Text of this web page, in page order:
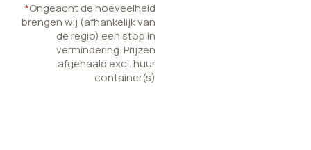
*Ongeacht de hoeveelheid
brengen wij (afhankelijk van
de regio) een stop in
vermindering. Prijzen
afgehaald excl. huur
container(s)